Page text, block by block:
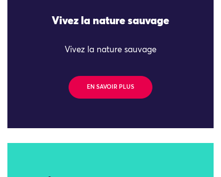
Vivez la nature sauvage
Vivez la nature sauvage
EN SAVOIR PLUS